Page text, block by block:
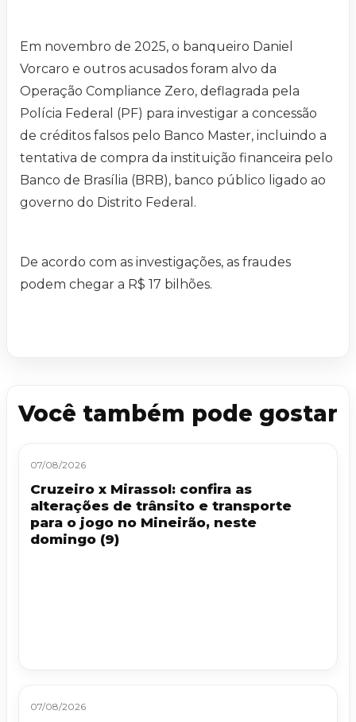
Em novembro de 2025, o banqueiro Daniel
Vorcaro e outros acusados foram alvo da
Operação Compliance Zero, deflagrada pela
Polícia Federal (PF) para investigar a concessão
de créditos falsos pelo Banco Master, incluindo a
tentativa de compra da instituição financeira pelo
Banco de Brasília (BRB), banco público ligado ao
governo do Distrito Federal.
De acordo com as investigações, as fraudes
podem chegar a R$ 17 bilhões.
Você também pode gostar
07/08/2026
Cruzeiro x Mirassol: confira as
alterações de trânsito e transporte
para o jogo no Mineirão, neste
domingo (9)
07/08/2026